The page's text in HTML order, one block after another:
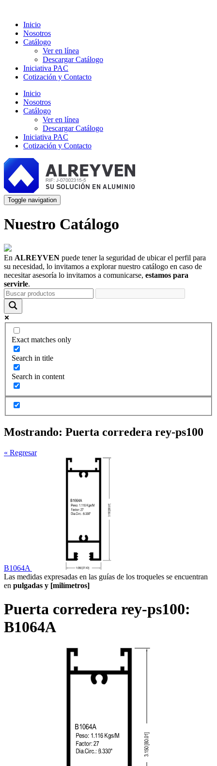
Inicio
Nosotros
Catálogo
Ver en línea
Descargar Catálogo
Iniciativa PAC
Cotización y Contacto
Inicio
Nosotros
Catálogo
Ver en línea
Descargar Catálogo
Iniciativa PAC
Cotización y Contacto
Toggle navigation
Nuestro Catálogo
En ALREYVEN puede tener la seguridad de ubicar el perfil para
su necesidad, lo invitamos a explorar nuestro catálogo en caso de
necesitar asesoría lo invitamos a comunicarse, estamos para
servirle.
Exact matches only
Search in title
Search in content
Mostrando: Puerta corredera rey-ps100
« Regresar
B1064A
Las medidas expresadas en las guías de los troqueles se encuentran
en pulgadas y [milímetros]
Puerta corredera rey-ps100:
B1064A